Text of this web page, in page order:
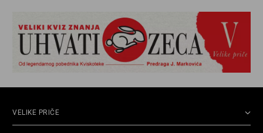
VELIKE PRIČE